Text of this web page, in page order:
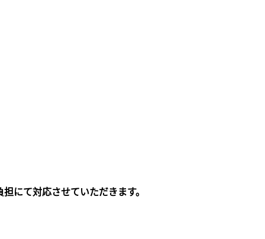
にて対応させていただきます。